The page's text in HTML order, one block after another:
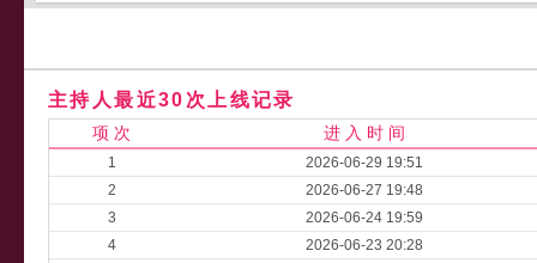
主持人最近30次上线记录
项 次 进 入 时 间
1
2026-06-29 19:51
2
2026-06-27 19:48
3
2026-06-24 19:59
4
2026-06-23 20:28